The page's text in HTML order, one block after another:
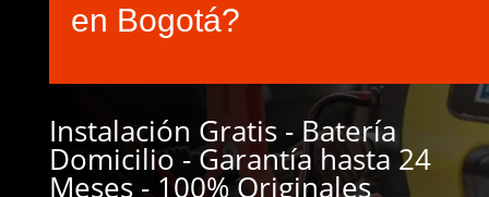
en Bogotá?
Instalación Gratis - Batería
Domicilio - Garantía hasta 24
Meses - 100% Originales